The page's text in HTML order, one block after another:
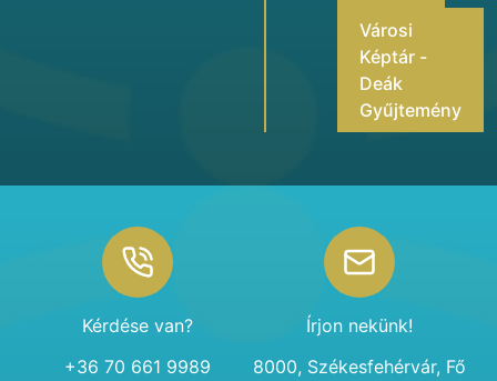
Városi
Képtár -
Deák
Gyűjtemény
Kérdése van?
+36 70 661 9989
Írjon nekünk!
8000, Székesfehérvár, Fő